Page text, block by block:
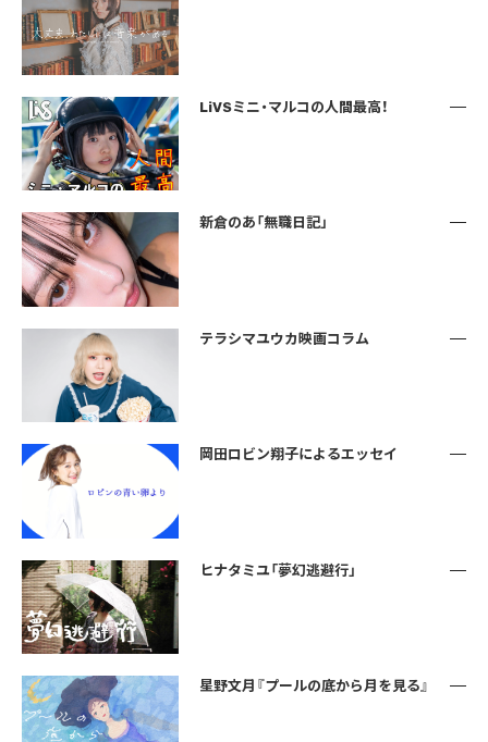
LiVSミニ・マルコの人間最高！
新倉のあ「無職日記」
テラシマユウカ映画コラム
岡田ロビン翔子によるエッセイ
ヒナタミユ「夢幻逃避行」
星野文月『プールの底から月を見る』